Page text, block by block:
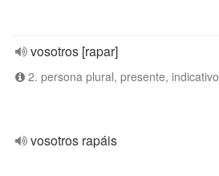
vosotros [rapar]
2. persona plural, presente, indicativo
vosotros rapáis